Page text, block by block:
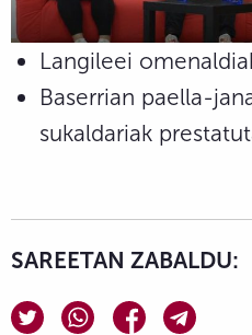
Langileei
Baserrian paella-
sukaldariak
SAREETAN ZABALDU: